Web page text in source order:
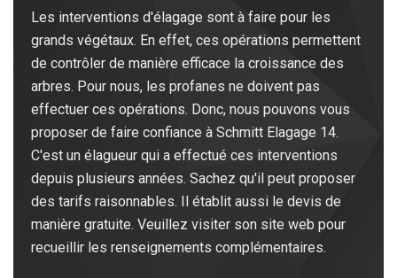
Les interventions d'élagage sont à faire pour les
grands végétaux. En effet, ces opérations permettent
de contrôler de manière efficace la croissance des
arbres. Pour nous, les profanes ne doivent pas
effectuer ces opérations. Donc, nous pouvons vous
proposer de faire confiance à Schmitt Elagage 14.
C'est un élagueur qui a effectué ces interventions
depuis plusieurs années. Sachez qu'il peut proposer
des tarifs raisonnables. Il établit aussi le devis de
manière gratuite. Veuillez visiter son site web pour
recueillir les renseignements complémentaires.